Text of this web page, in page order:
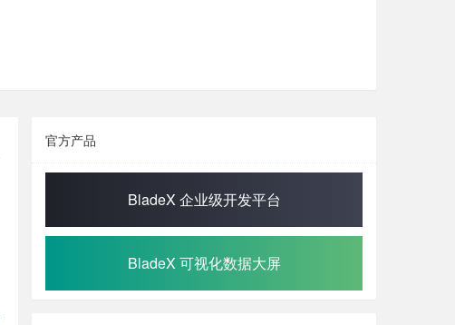
官方产品
BladeX 企业级开发平台
BladeX 可视化数据大屏